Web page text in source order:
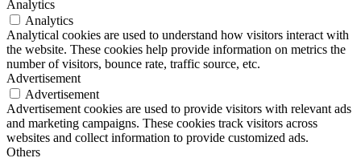
Analytics
Analytics
Analytical cookies are used to understand how visitors interact with
the website. These cookies help provide information on metrics the
number of visitors, bounce rate, traffic source, etc.
Advertisement
Advertisement
Advertisement cookies are used to provide visitors with relevant ads
and marketing campaigns. These cookies track visitors across
websites and collect information to provide customized ads.
Others